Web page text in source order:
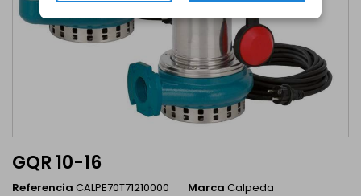
GQR 10-16
Referencia CALPE70T71210000 Marca Calpeda